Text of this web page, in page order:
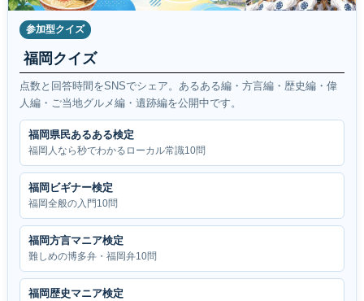
参加型クイズ
福岡クイズ
点数と回答時間をSNSでシェア。あるある編・方言編・歴史編・偉
人編・ご当地グルメ編・遺跡編を公開中です。
福岡県民あるある検定
福岡人なら秒でわかるローカル常識10問
福岡ビギナー検定
福岡全般の入門10問
福岡方言マニア検定
難しめの博多弁・福岡弁10問
福岡歴史マニア検定